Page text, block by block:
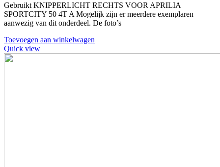
Gebruikt KNIPPERLICHT RECHTS VOOR APRILIA
SPORTCITY 50 4T A Mogelijk zijn er meerdere exemplaren
aanwezig van dit onderdeel. De foto’s
Toevoegen aan winkelwagen
Quick view